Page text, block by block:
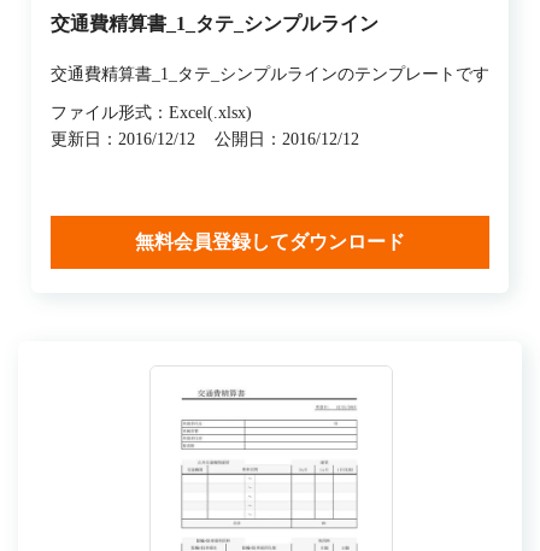
交通費精算書_1_タテ_シンプルライン
交通費精算書_1_タテ_シンプルラインのテンプレートです
ファイル形式：Excel(.xlsx)
更新日：2016/12/12
公開日：2016/12/12
無料会員登録してダウンロード